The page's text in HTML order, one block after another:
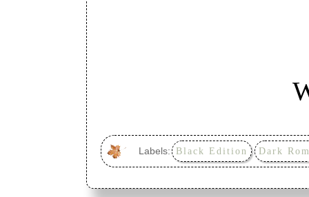
Labels: Black Edition Dark